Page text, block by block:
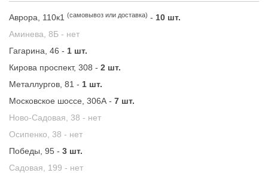
Аврора, 110к1 (самовывоз или доставка) - 10 шт.
Аминева, 8Б - нет
Гагарина, 46 - 1 шт.
Кирова проспект, 308 - 2 шт.
Металлургов, 81 - 1 шт.
Московское шоссе, 306А - 7 шт.
Ново-Садовая, 38 - нет
Осипенко, 38 - нет
Победы, 95 - 3 шт.
Садовая, 199 - нет